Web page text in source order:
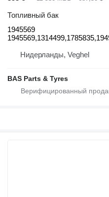
Топливный бак
1945569
Нидерланды, Veghel
BAS Parts & Tyres